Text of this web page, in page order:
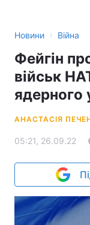
Новини › Війна
Фейгін
військ
ядерного
АНАСТАСІЯ
05:21, 26.09.22